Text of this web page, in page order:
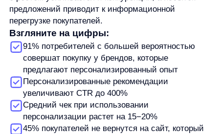
В мире, где покупатель ожидает индивидуального
подхода, стандартизированный опыт выглядит
устаревшим и отталкивающим.
Кейсы использования JS-
интеграции
Кейс 1:Интернет-магазин фототехники
«Яркий фотомаркет»
Было:Низкий CTR товарных блоков,
неэффективная персонализация рекомендаций.
Покупатели часто покидали сайт, не найдя
подходящих вариантов в сложном ассортименте